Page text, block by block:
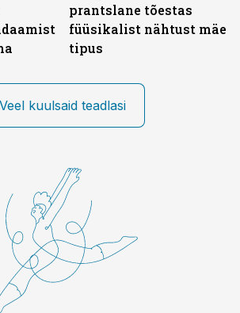
prantslane tõestas
füüsikalist nähtust mäe
tipus
Veel kuulsaid teadlasi